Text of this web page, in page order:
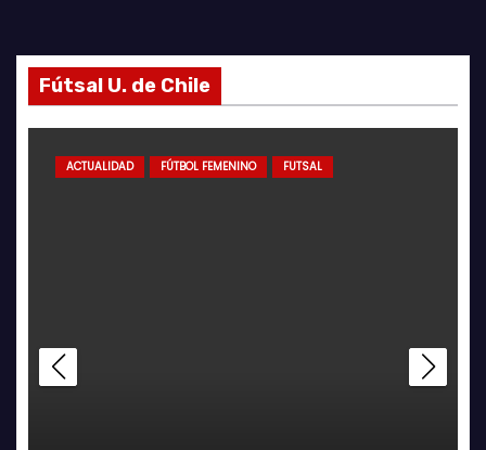
Fútsal U. de Chile
FÚTBOL FEMENINO FUTSAL